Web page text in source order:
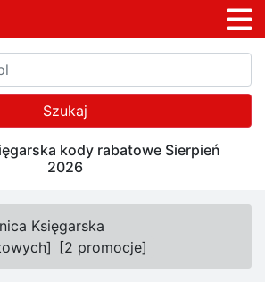
Szukaj
kody rabatowe Sierpień
2026
Księgarska
] [2 promocje]